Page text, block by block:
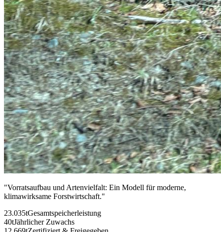
"Vorratsaufbau und Artenvielfalt: Ein Modell für moderne,
klimawirksame Forstwirtschaft."
23.035tGesamtspeicherleistung
40tJährlicher Zuwachs